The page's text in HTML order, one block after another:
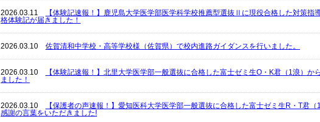
2026.03.11
【体験記速報！】鹿児島大学医学部医学科学校推薦型選抜Ⅱに現役合格した対策指
格体験記が届きました！
2026.03.10 佐賀清和中学校・高等学校様（佐賀県）で校内進路ガイダンスを行いました。
2026.03.10
【体験記速報！】北里大学医学部一般選抜に合格した富士ゼミ生O・K君（1浪）か
ました！
2026.03.10
【保護者の声速報！】愛知医科大学医学部一般選抜に合格した富士ゼミ生R・T君（
感謝の言葉をいただきました!